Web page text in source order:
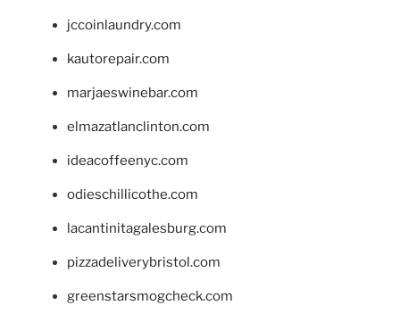
jccoinlaundry.com
kautorepair.com
marjaeswinebar.com
elmazatlanclinton.com
ideacoffeenyc.com
odieschillicothe.com
lacantinitagalesburg.com
pizzadeliverybristol.com
greenstarsmogcheck.com